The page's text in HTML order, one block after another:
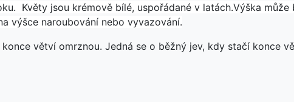
Květy jsou krémově bílé, uspořádané v latách.Výška může
výšce naroubování nebo vyvazování.
větví omrznou. Jedná se o běžný jev, kdy stačí konce